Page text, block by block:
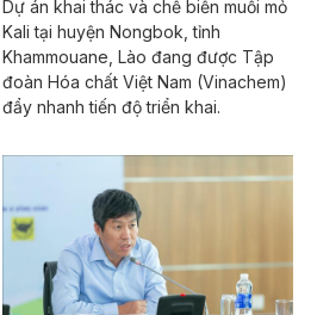
Dự án khai thác và chế biến muối mỏ
Kali tại huyện Nongbok, tỉnh
Khammouane, Lào đang được Tập
đoàn Hóa chất Việt Nam (Vinachem)
đẩy nhanh tiến độ triển khai.